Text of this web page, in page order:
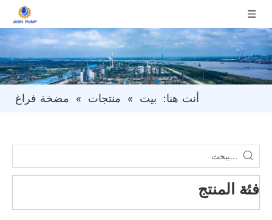
أنت هنا: بيت » منتجات » مضخة فراغ
فئة المنتج